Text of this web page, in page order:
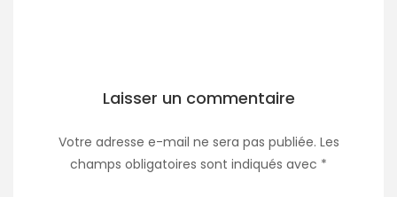
Laisser un commentaire
Votre adresse e-mail ne sera pas publiée. Les
champs obligatoires sont indiqués avec *